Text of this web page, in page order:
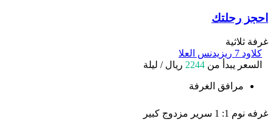
احجز رحلتك
غرفة ثلاثية
كلاود 7 ريزيدنس العلا
السعر يبدأ من2244ريال / ليلة
مرافق الغرفة
غرفه نوم 1: 1 سرير مزدوج كبير